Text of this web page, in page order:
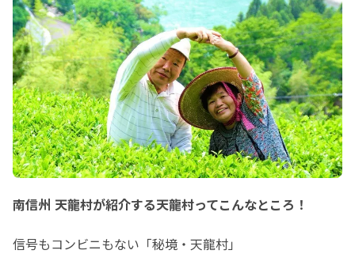
南信州 天龍村が紹介する天龍村ってこんなところ！
信号もコンビニもない「秘境・天龍村」